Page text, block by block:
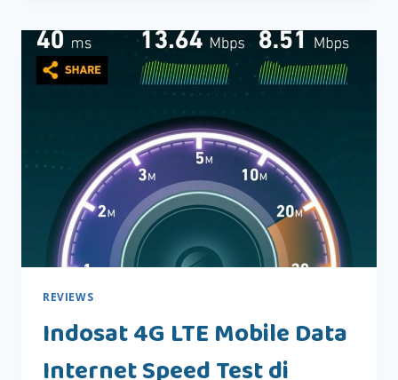
TIDAK
DAPAT
SINYAL
REVIEWS
Indosat 4G LTE Mobile Data
Internet Speed Test di